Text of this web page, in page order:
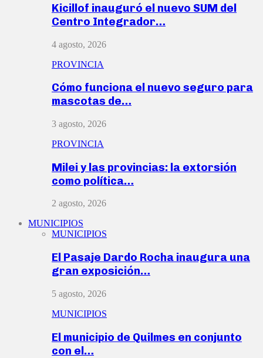
Kicillof inauguró el nuevo SUM del
Centro Integrador…
4 agosto, 2026
PROVINCIA
Cómo funciona el nuevo seguro para
mascotas de…
3 agosto, 2026
PROVINCIA
Milei y las provincias: la extorsión
como política…
2 agosto, 2026
MUNICIPIOS
MUNICIPIOS
El Pasaje Dardo Rocha inaugura una
gran exposición…
5 agosto, 2026
MUNICIPIOS
El municipio de Quilmes en conjunto
con el…